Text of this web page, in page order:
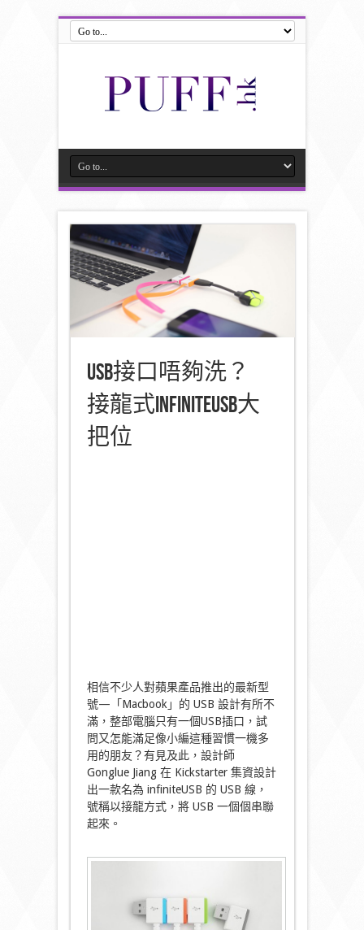
USB接口唔夠洗？
接龍式infiniteUSB大
把位
相信不少人對蘋果產品推出的最新型
號—「Macbook」的 USB 設計有所不
滿，整部電腦只有一個USB插口，試
問又怎能滿足像小編這種習慣一機多
用的朋友？有見及此，設計師
Gonglue Jiang 在 Kickstarter 集資設計
出一款名為 infiniteUSB 的 USB 線，
號稱以接龍方式，將 USB 一個個串聯
起來。